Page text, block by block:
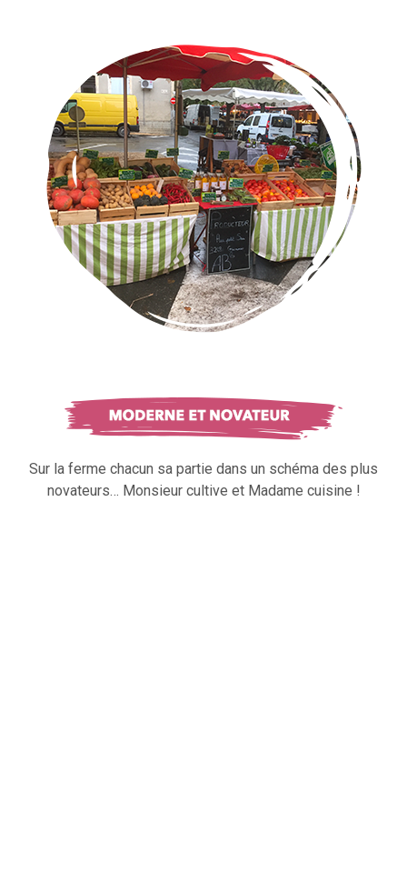
Sur la ferme chacun sa partie dans un schéma des plus
novateurs… Monsieur cultive et Madame cuisine !